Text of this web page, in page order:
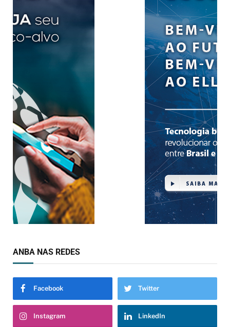
ANBA NAS REDES
Facebook Twitter
Instagram LinkedIn